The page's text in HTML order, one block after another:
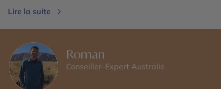
Lire la suite
Roman
Conseiller-Expert Australie